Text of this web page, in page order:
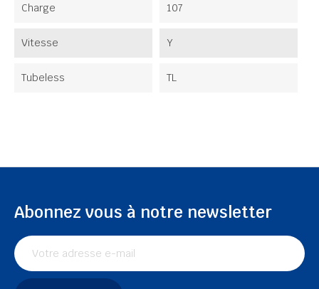
Charge 107
Vitesse Y
Tubeless TL
Abonnez vous à notre newsletter